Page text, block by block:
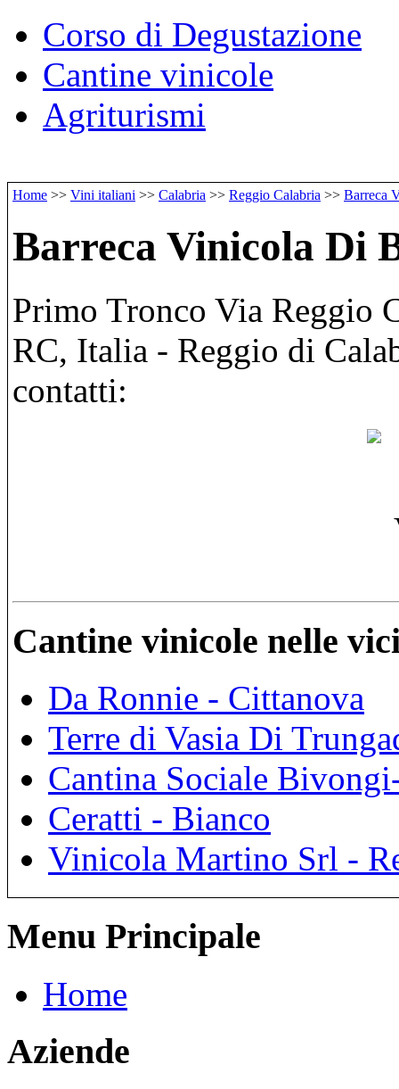
Corso di Degustazione
Cantine vinicole
Agriturismi
Home >> Vini italiani >> Calabria >> Reggio Calabria >> Barreca
Barreca Vinicola Di
Primo Tronco Via Reggio
RC, Italia - Reggio di
contatti:
Cantine vinicole nelle
Da Ronnie - Cittanova
Terre di Vasia Di
Cantina Sociale
Ceratti - Bianco
Vinicola Martino Srl -
Menu Principale
Home
Aziende